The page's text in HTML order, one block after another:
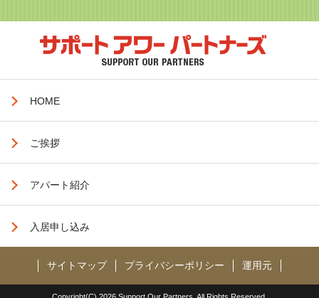
HOME
ご挨拶
アパート紹介
入居申し込み
サイトマップ プライバシーポリシー 運用元